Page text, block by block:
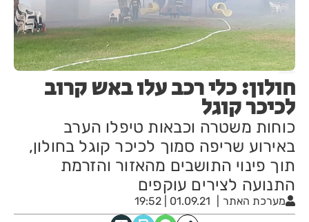
חולון: כלי רכב עלו באש קרוב
לכיכר קוגל
כוחות משטרה וכבאות טיפלו הערב
באירוע שריפה סמוך לכיכר קוגל בחולון,
תוך פינוי התושבים מהאזור והזרמת
התנועה לצירים עוקפים
מערכת האתר 01.09.21 | 19:52